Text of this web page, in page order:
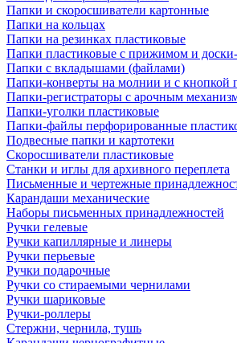
Папки и скоросшиватели картонные
Папки на кольцах
Папки на резинках пластиковые
Папки пластиковые с прижимом и
Папки с вкладышами (файлами)
Папки-конверты на молнии и с кнопкой
Папки-регистраторы с арочным
Папки-уголки пластиковые
Папки-файлы перфорированные
Подвесные папки и картотеки
Скоросшиватели пластиковые
Станки и иглы для архивного переплета
Письменные и чертежные
Карандаши механические
Наборы письменных принадлежностей
Ручки гелевые
Ручки капиллярные и линеры
Ручки перьевые
Ручки подарочные
Ручки со стираемыми чернилами
Ручки шариковые
Ручки-роллеры
Стержни, чернила, тушь